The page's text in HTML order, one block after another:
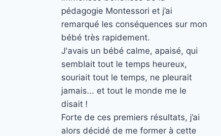
pédagogie Montessori et j’ai
remarqué les conséquences sur mon
bébé très rapidement.
J'avais un bébé calme, apaisé, qui
semblait tout le temps heureux,
souriait tout le temps, ne pleurait
jamais... et tout le monde me le
disait !
Forte de ces premiers résultats, j’ai
alors décidé de me former à cette